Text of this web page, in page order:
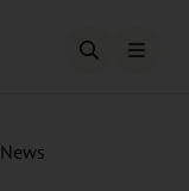
Open
News